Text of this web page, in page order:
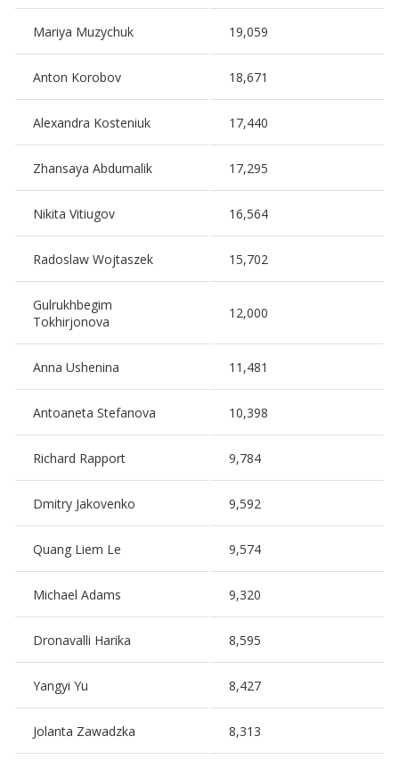
Mariya Muzychuk 19,059
Anton Korobov 18,671
Alexandra Kosteniuk 17,440
Zhansaya Abdumalik 17,295
Nikita Vitiugov 16,564
Radoslaw Wojtaszek 15,702
Gulrukhbegim
Tokhirjonova
12,000
Anna Ushenina 11,481
Antoaneta Stefanova 10,398
Richard Rapport 9,784
Dmitry Jakovenko 9,592
Quang Liem Le 9,574
Michael Adams 9,320
Dronavalli Harika 8,595
Yangyi Yu 8,427
Jolanta Zawadzka 8,313